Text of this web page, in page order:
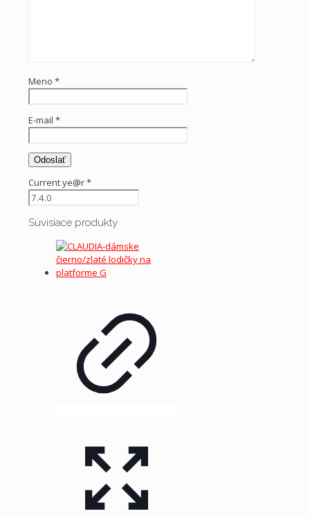
Meno *
E-mail *
Current ye@r*
Súvisiace produkty